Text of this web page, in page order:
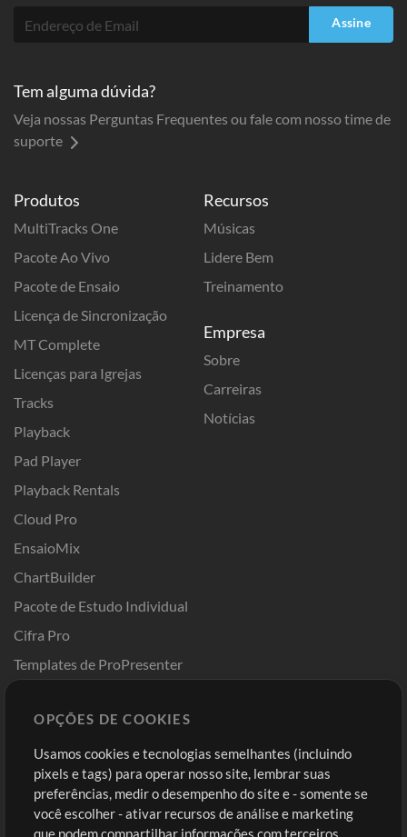
Produtos
MultiTracks One
Pacote Ao Vivo
Pacote de Ensaio
Licença de Sincronização
MT Complete
Licenças para Igrejas
Tracks
Playback
Pad Player
Playback Rentals
Cloud Pro
EnsaioMix
ChartBuilder
Pacote de Estudo Individual
Cifra Pro
Templates de ProPresenter
Recursos
Músicas
Lidere Bem
Treinamento
Empresa
Sobre
Carreiras
Notícias
Comprar Créditos
Conteúdo Grátis
Solicite uma Música
Entre
Cadastre-se
Ir ao carrinho
Assine
Tem alguma dúvida?
Veja nossas Perguntas Frequentes ou fale com nosso time de
suporte
OPÇÕES DE COOKIES
Usamos cookies e tecnologias semelhantes (incluindo
pixels e tags) para operar nosso site, lembrar suas
preferências, medir o desempenho do site e - somente se
você escolher - ativar recursos de análise e marketing
que podem compartilhar informações com terceiros.